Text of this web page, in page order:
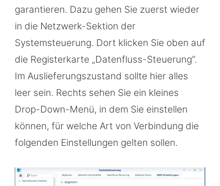
garantieren. Dazu gehen Sie zuerst wieder
in die Netzwerk-Sektion der
Systemsteuerung. Dort klicken Sie oben auf
die Registerkarte „Datenfluss-Steuerung“.
Im Auslieferungszustand sollte hier alles
leer sein. Rechts sehen Sie ein kleines
Drop-Down-Menü, in dem Sie einstellen
können, für welche Art von Verbindung die
folgenden Einstellungen gelten sollen.